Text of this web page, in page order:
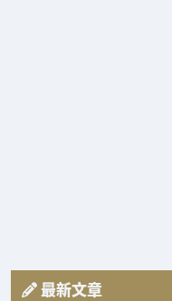
最新文章